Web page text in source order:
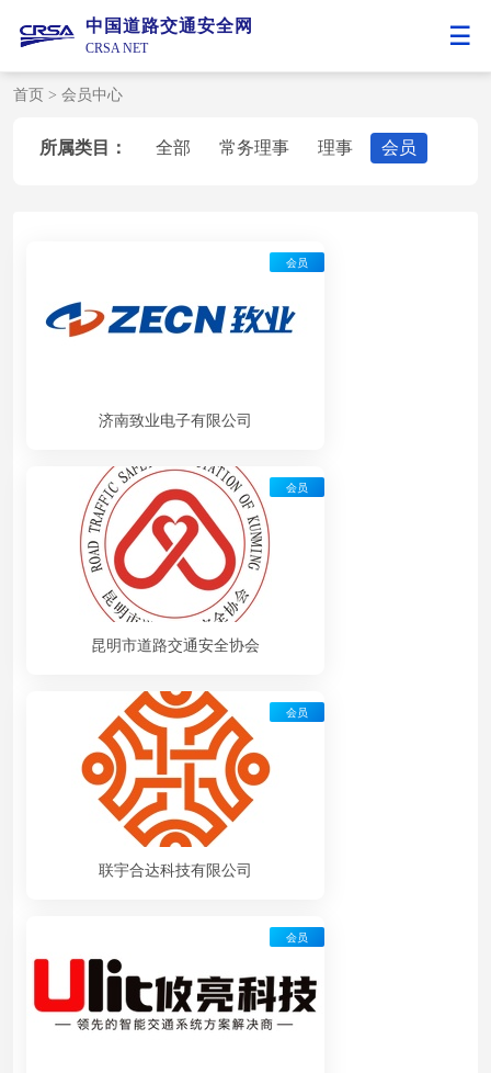
中国道路交通安全网
CRSA NET
首页 > 会员中心
所属类目： 全部 常务理事 理事 会员
济南致业电子有限公司
会员
昆明市道路交通安全协会
会员
联宇合达科技有限公司
会员
会员